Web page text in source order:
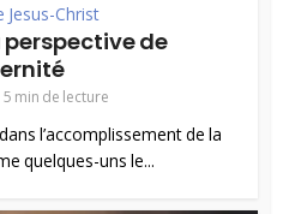
Jesus-Christ
de
5 min de lecture
l’accomplissement de la
quelques-uns le...